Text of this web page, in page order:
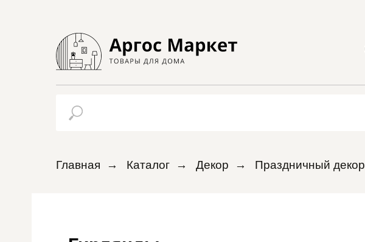
Главная → Каталог → Декор → Праздничный декор